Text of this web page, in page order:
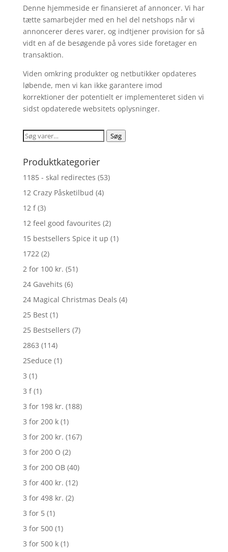
Denne hjemmeside er finansieret af annoncer. Vi har
tætte samarbejder med en hel del netshops når vi
annoncerer deres varer, og indtjener provision for så
vidt en af de besøgende på vores side foretager en
transaktion.
Viden omkring produkter og netbutikker opdateres
løbende, men vi kan ikke garantere imod
korrektioner der potentielt er implementeret siden vi
sidst opdaterede websitets oplysninger.
Søg
Søg
Produktkategorier
1185 - skal redirectes (53)
12 Crazy Påsketilbud (4)
12 f (3)
12 feel good favourites (2)
15 bestsellers Spice it up (1)
1722 (2)
2 for 100 kr. (51)
24 Gavehits (6)
24 Magical Christmas Deals (4)
25 Best (1)
25 Bestsellers (7)
2863 (114)
2Seduce (1)
3 (1)
3 f (1)
3 for 198 kr. (188)
3 for 200 k (1)
3 for 200 kr. (167)
3 for 200 O (2)
3 for 200 OB (40)
3 for 400 kr. (12)
3 for 498 kr. (2)
3 for 5 (1)
3 for 500 (1)
3 for 500 k (1)